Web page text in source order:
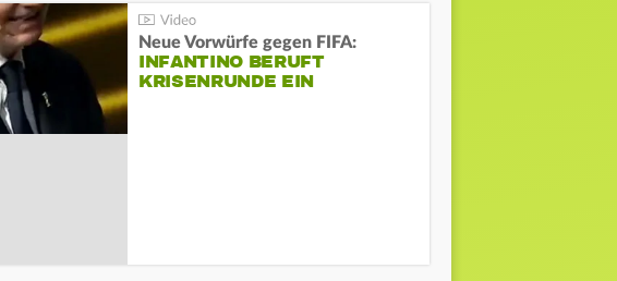
Neue Vorwürfe gegen FIFA:
INFANTINO BERUFT
KRISENRUNDE EIN